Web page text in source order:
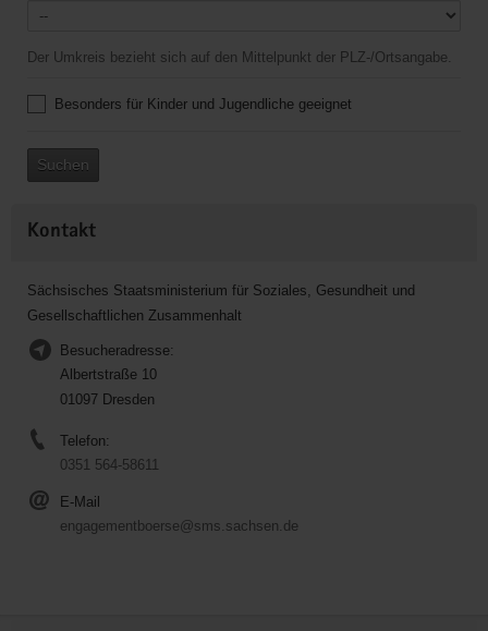
Der Umkreis bezieht sich auf den Mittelpunkt der PLZ-/Ortsangabe.
Besonders für Kinder und Jugendliche geeignet
Suchen
Kontakt
Sächsisches Staatsministerium für Soziales, Gesundheit und
Gesellschaftlichen Zusammenhalt
Besucheradresse:
Albertstraße 10
01097 Dresden
Telefon:
0351 564-58611
E-Mail
engagementboerse@sms.sachsen.de